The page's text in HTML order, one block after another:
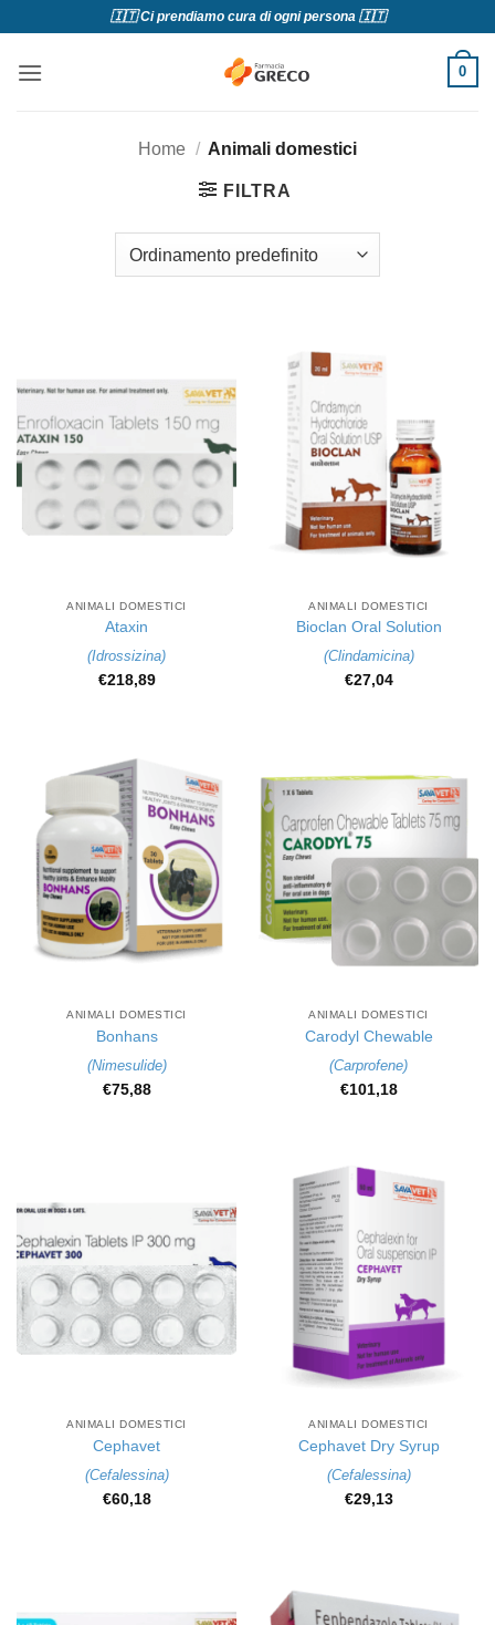
contenuti
🇮🇹 Ci prendiamo cura di ogni persona 🇮🇹
0
Home / Animali domestici
FILTRA
ANIMALI DOMESTICI
Ataxin
(Idrossizina)
€218,89
ANIMALI DOMESTICI
Bioclan Oral Solution
(Clindamicina)
€27,04
ANIMALI DOMESTICI
Bonhans
(Nimesulide)
€75,88
ANIMALI DOMESTICI
Carodyl Chewable
(Carprofene)
€101,18
ANIMALI DOMESTICI
Cephavet
(Cefalessina)
€60,18
ANIMALI DOMESTICI
Cephavet Dry Syrup
(Cefalessina)
€29,13